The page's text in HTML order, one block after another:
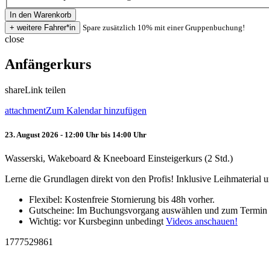
Spare zusätzlich 10% mit einer Gruppenbuchung!
close
Anfängerkurs
shareLink teilen
attachmentZum Kalendar hinzufügen
23. August 2026 - 12:00 Uhr bis 14:00 Uhr
Wasserski, Wakeboard & Kneeboard Einsteigerkurs (2 Std.)
Lerne die Grundlagen direkt von den Profis! Inklusive Leihmaterial
Flexibel: Kostenfreie Stornierung bis 48h vorher.
Gutscheine: Im Buchungsvorgang auswählen und zum
Wichtig: vor Kursbeginn unbedingt Videos anschauen!
1777529861